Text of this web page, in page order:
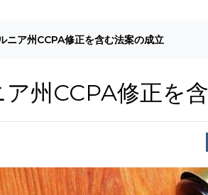
ア州CCPA修正を含む法案の成立
州CCPA修正を